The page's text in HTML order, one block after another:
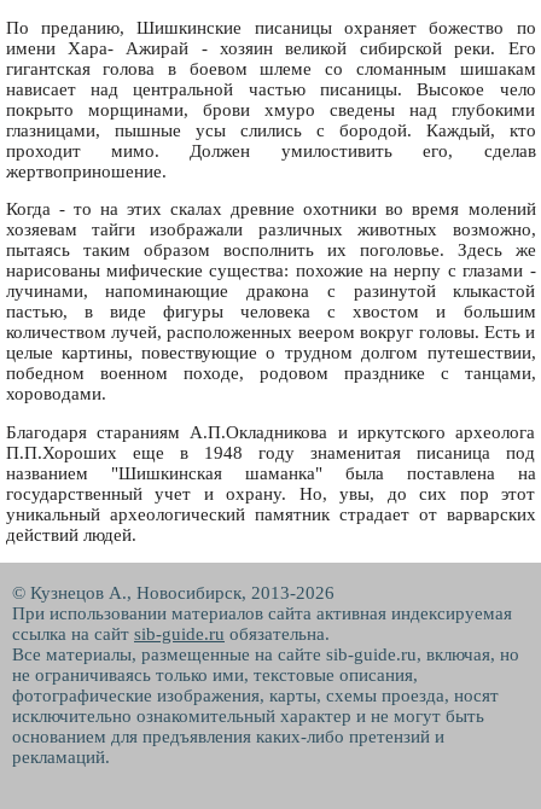
По преданию, Шишкинские писаницы охраняет божество по
имени Хара- Ажирай - хозяин великой сибирской реки. Его
гигантская голова в боевом шлеме со сломанным шишакам
нависает над центральной частью писаницы. Высокое чело
покрыто морщинами, брови хмуро сведены над глубокими
глазницами, пышные усы слились с бородой. Каждый, кто
проходит мимо. Должен умилостивить его, сделав
жертвоприношение.
Когда - то на этих скалах древние охотники во время молений
хозяевам тайги изображали различных животных возможно,
пытаясь таким образом восполнить их поголовье. Здесь же
нарисованы мифические существа: похожие на нерпу с глазами -
лучинами, напоминающие дракона с разинутой клыкастой
пастью, в виде фигуры человека с хвостом и большим
количеством лучей, расположенных веером вокруг головы. Есть и
целые картины, повествующие о трудном долгом путешествии,
победном военном походе, родовом празднике с танцами,
хороводами.
Благодаря стараниям А.П.Окладникова и иркутского археолога
П.П.Хороших еще в 1948 году знаменитая писаница под
названием "Шишкинская шаманка" была поставлена на
государственный учет и охрану. Но, увы, до сих пор этот
уникальный археологический памятник страдает от варварских
действий людей.
© Кузнецов А., Новосибирск, 2013-2026
При использовании материалов сайта активная индексируемая
ссылка на сайт sib-guide.ru обязательна.
Все материалы, размещенные на сайте sib-guide.ru, включая, но
не ограничиваясь только ими, текстовые описания,
фотографические изображения, карты, схемы проезда, носят
исключительно ознакомительный характер и не могут быть
основанием для предъявления каких-либо претензий и
рекламаций.